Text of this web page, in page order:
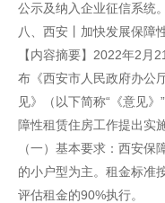
公示及纳入企业征信系统。
八、西安丨加快发展保障
【内容摘要】2022年2月
布《西安市人民政府办公
见》（以下简称“《意见
障性租赁住房工作提出实
（一）基本要求：西安
的小户型为主。租金标准
评估租金的90%执行。